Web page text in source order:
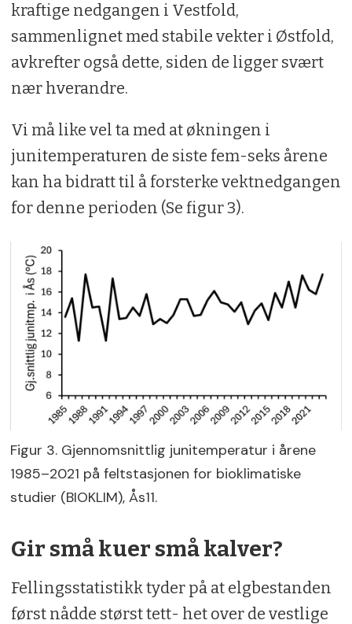
kraftige nedgangen i Vestfold,
sammenlignet med stabile vekter i Østfold,
avkrefter også dette, siden de ligger svært
nær hverandre.
Vi må like vel ta med at økningen i
junitemperaturen de siste fem-seks årene
kan ha bidratt til å forsterke vektnedgangen
for denne perioden (Se figur 3).
Figur 3. Gjennomsnittlig junitemperatur i årene
1985–2021 på feltstasjonen for bioklimatiske
studier (BIOKLIM), Ås11.
Gir små kuer små kalver?
Fellingsstatistikk tyder på at elgbestanden
først nådde størst tett- het over de vestlige